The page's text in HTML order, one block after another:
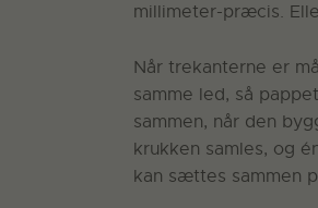
millimeter-præcis.
Når trekanterne er
samme led, så
sammen, når den
krukken samles, og
kan sættes sammen